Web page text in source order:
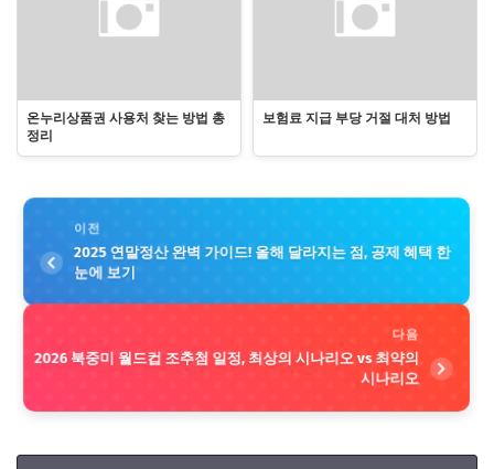
온누리상품권 사용처 찾는 방법 총
정리
보험료 지급 부당 거절 대처 방법
이전
2025 연말정산 완벽 가이드! 올해 달라지는 점, 공제 혜택 한
눈에 보기
다음
2026 북중미 월드컵 조추첨 일정, 최상의 시나리오 vs 최약의
시나리오